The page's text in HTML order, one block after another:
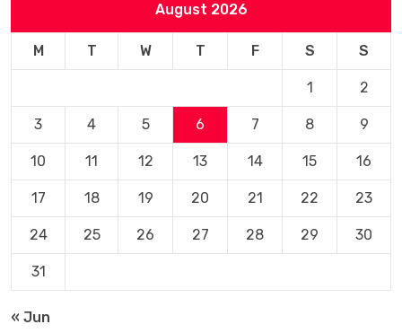
August 2026
M T W T F S S
1 2
3 4 5 6 7 8 9
10 11 12 13 14 15 16
17 18 19 20 21 22 23
24 25 26 27 28 29 30
31
« Jun